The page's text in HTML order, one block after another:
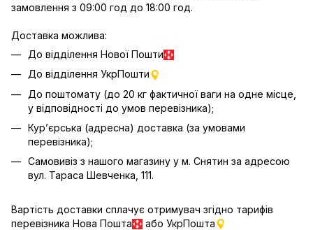
замовлення з 09:00 год до 18:00 год.
Доставка можлива:
До відділення Нової Пошти
До відділення УкрПошти
До поштомату (до 20 кг фактичної ваги на одне місце,
у відповідності до умов перевізника);
Кур’єрська (адресна) доставка (за умовами
перевізника);
Самовивіз з нашого магазину у м. Снятин за адресою
вул. Тараса Шевченка, 111.
Вартість доставки сплачує отримувач згідно тарифів
перевізника Нова Пошта
або УкрПошта